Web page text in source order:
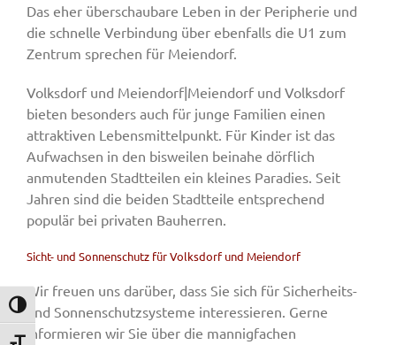
Umschalten auf hohe Kontraste
Das eher überschaubare Leben in der Peripherie und
die schnelle Verbindung über ebenfalls die U1 zum
Zentrum sprechen für Meiendorf.
Volksdorf und Meiendorf|Meiendorf und Volksdorf
bieten besonders auch für junge Familien einen
attraktiven Lebensmittelpunkt. Für Kinder ist das
Aufwachsen in den bisweilen beinahe dörflich
anmutenden Stadtteilen ein kleines Paradies. Seit
Jahren sind die beiden Stadtteile entsprechend
populär bei privaten Bauherren.
Sicht- und Sonnenschutz für Volksdorf und Meiendorf
Wir freuen uns darüber, dass Sie sich für Sicherheits-
und Sonnenschutzsysteme interessieren. Gerne
informieren wir Sie über die mannigfachen